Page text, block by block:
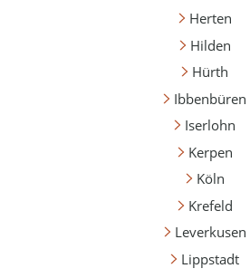
Herten
Hilden
Hürth
Ibbenbüren
Iserlohn
Kerpen
Köln
Krefeld
Leverkusen
Lippstadt